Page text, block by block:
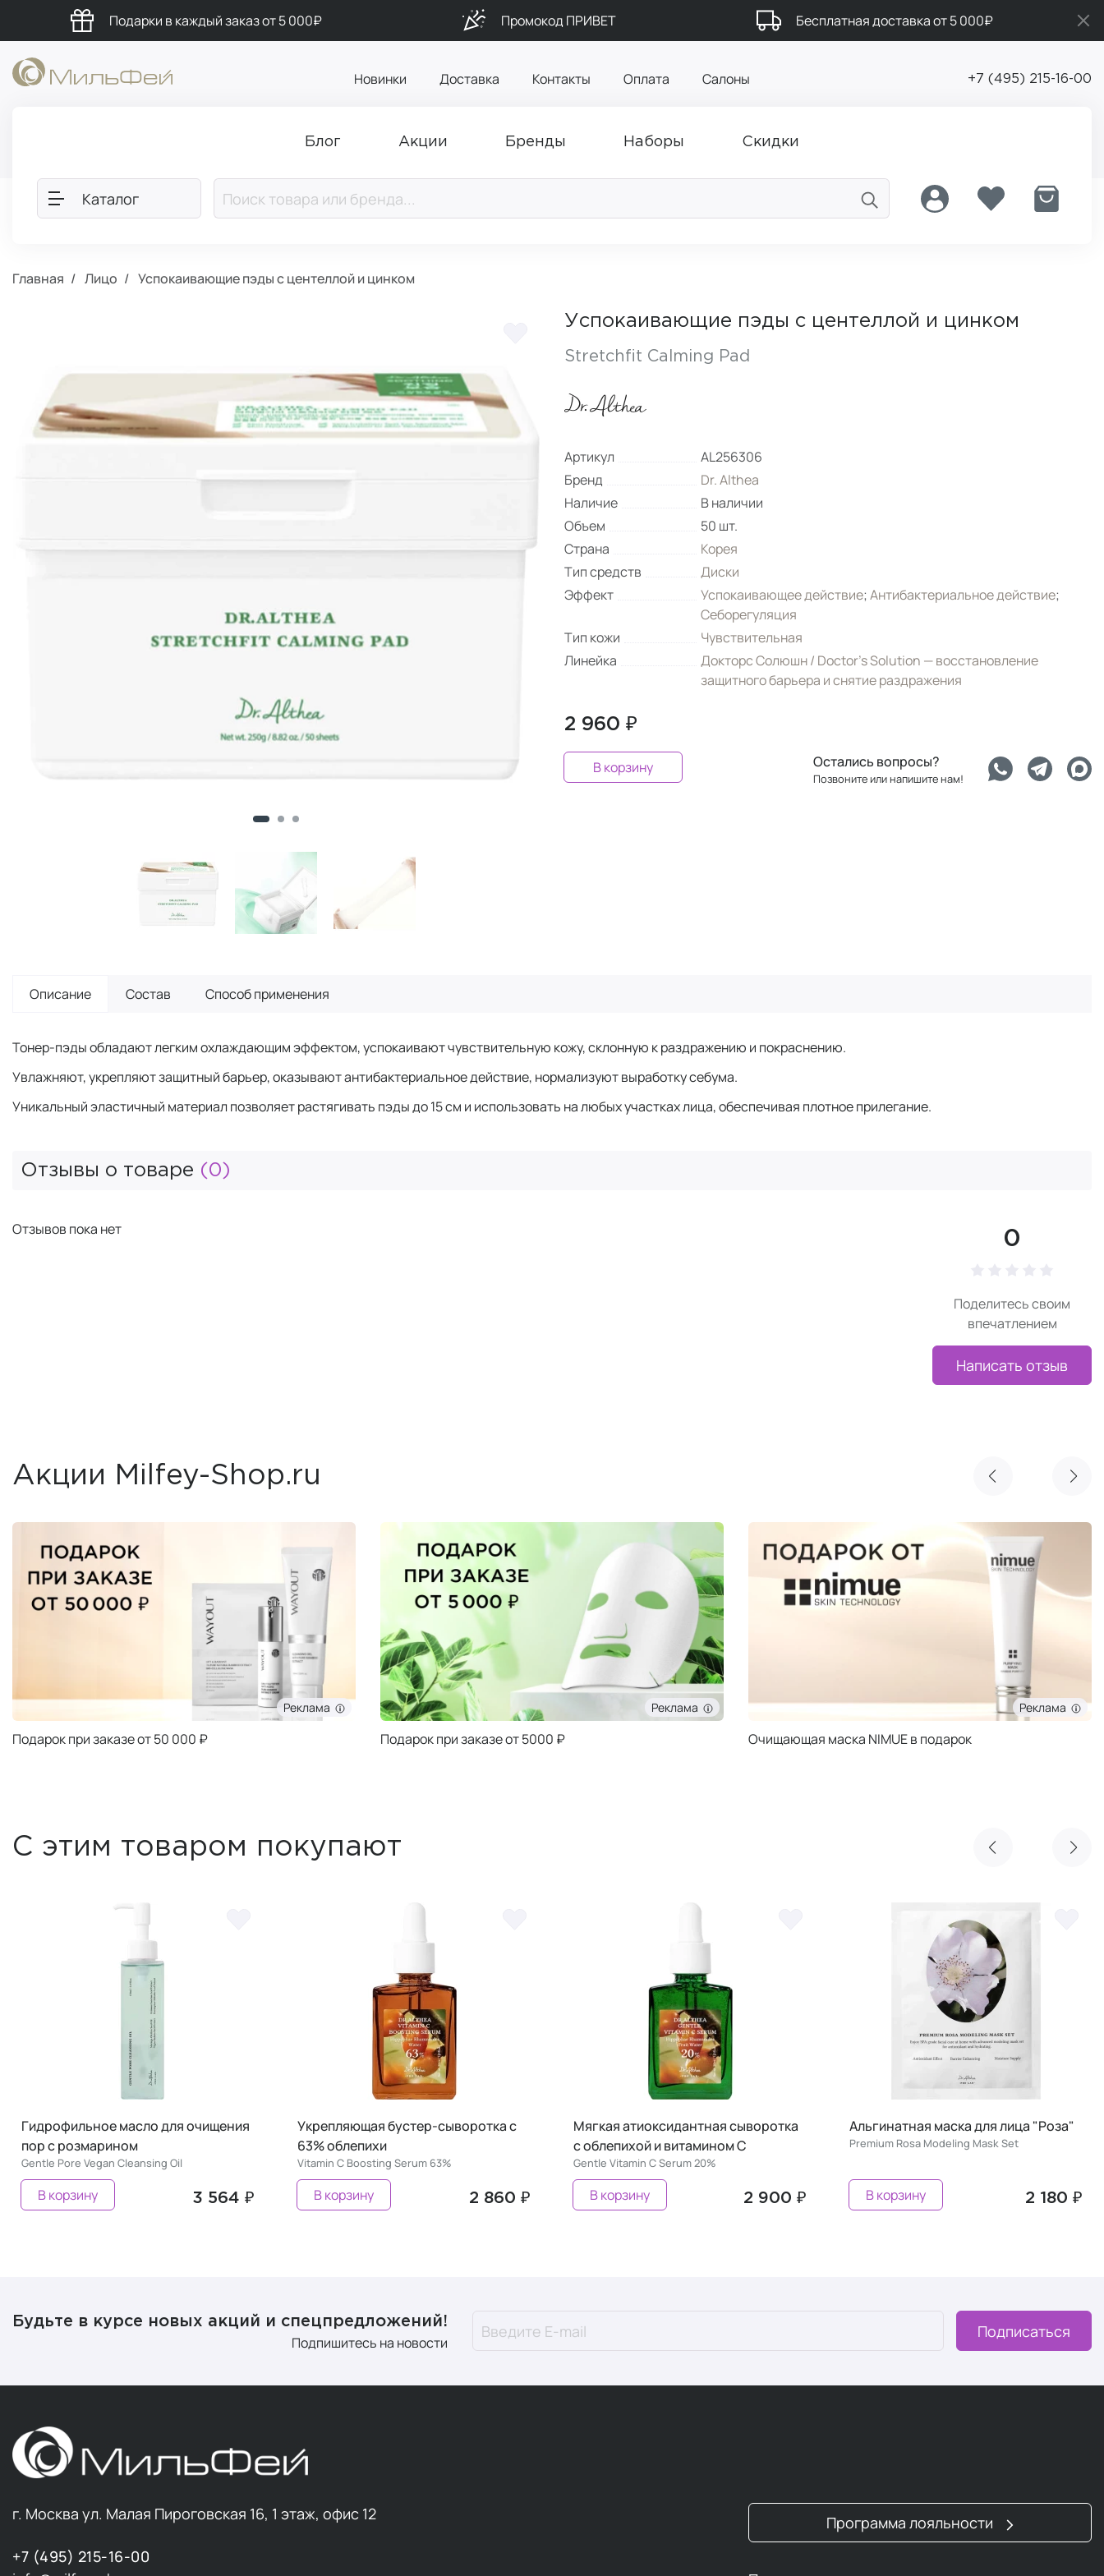
Подарки в каждый заказ от 5 000₽ Промокод ПРИВЕТ Бесплатная доставка от 5 000₽
Новинки Доставка Контакты Оплата Салоны +7 (495) 215-16-00
Блог Акции Бренды Наборы Скидки
Каталог
Главная Лицо Успокаивающие пэды с центеллой и цинком
Успокаивающие пэды с центеллой и цинком
Stretchfit Calming Pad
Артикул
AL256306
Бренд
Dr. Althea
Наличие
В наличии
Объем
50 шт.
Страна
Корея
Тип средств
Диски
Эффект
Успокаивающее действие;Антибактериальное действие;
Себорегуляция
Тип кожи
Чувствительная
Линейка
Докторс Солюшн / Doctor’s Solution — восстановление
защитного барьера и снятие раздражения
2 960 ₽
В корзину Остались вопросы?
Позвоните или напишите нам!
Описание Состав Способ применения
Тонер-пэды обладают легким охлаждающим эффектом, успокаивают чувствительную кожу, склонную к раздражению и покраснению.
Увлажняют, укрепляют защитный барьер, оказывают антибактериальное действие, нормализуют выработку себума.
Уникальный эластичный материал позволяет растягивать пэды до 15 см и использовать на любых участках лица, обеспечивая плотное прилегание.
Отзывы о товаре (0)
0
Поделитесь своим
впечатлением
Написать отзыв
Отзывов пока нет
Акции Milfey-Shop.ru
Реклама
Подарок при заказе от 50 000 ₽
Реклама
Подарок при заказе от 5000 ₽
Реклама
Очищающая маска NIMUE в подарок
С этим товаром покупают
Гидрофильное масло для очищения
пор с розмарином
Gentle Pore Vegan Cleansing Oil
3 564 ₽
В корзину
Укрепляющая бустер-сыворотка с
63% облепихи
Vitamin C Boosting Serum 63%
2 860 ₽
В корзину
Мягкая атиоксидантная сыворотка
с облепихой и витамином C
Gentle Vitamin C Serum 20%
2 900 ₽
В корзину
Альгинатная маска для лица "Роза"
Premium Rosa Modeling Mask Set
2 180 ₽
В корзину
Будьте в курсе новых акций и спецпредложений!
Подпишитесь на новости
Подписаться
г. Москва ул. Малая Пироговская 16, 1 этаж, офис 12
+7 (495) 215-16-00
Программа лояльности